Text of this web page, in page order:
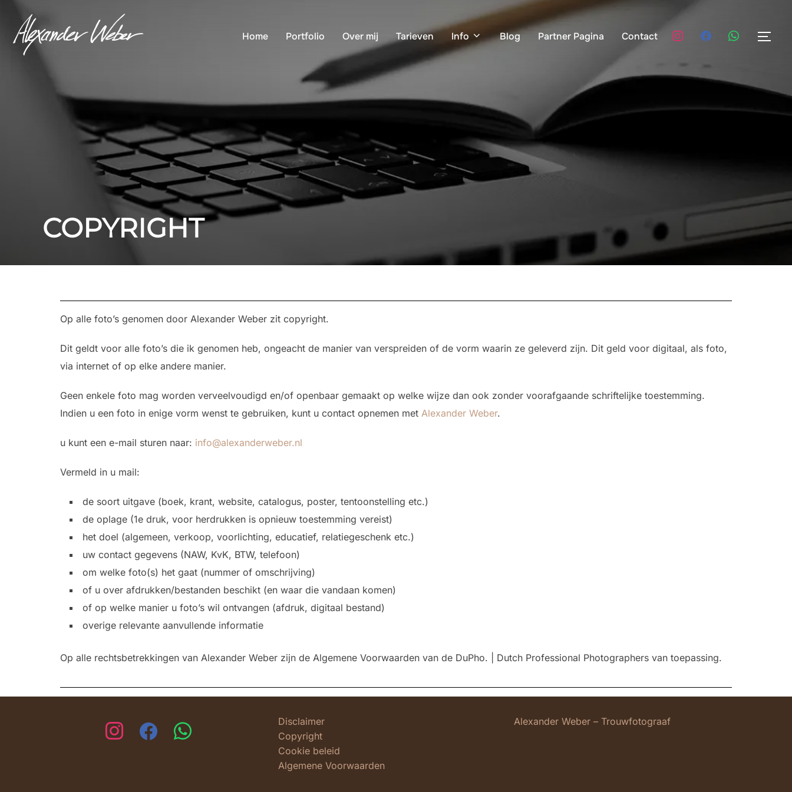
Home Portfolio Over mij Tarieven Info Blog Partner Pagina Contact
COPYRIGHT
Op alle foto’s genomen door Alexander Weber zit copyright.
Dit geldt voor alle foto’s die ik genomen heb, ongeacht de manier van verspreiden of de vorm waarin ze geleverd zijn. Dit geld voor digitaal, als foto,
via internet of op elke andere manier.
Geen enkele foto mag worden verveelvoudigd en/of openbaar gemaakt op welke wijze dan ook zonder voorafgaande schriftelijke toestemming.
Indien u een foto in enige vorm wenst te gebruiken, kunt u contact opnemen met Alexander Weber.
u kunt een e-mail sturen naar: info@alexanderweber.nl
Vermeld in u mail:
de soort uitgave (boek, krant, website, catalogus, poster, tentoonstelling etc.)
de oplage (1e druk, voor herdrukken is opnieuw toestemming vereist)
het doel (algemeen, verkoop, voorlichting, educatief, relatiegeschenk etc.)
uw contact gegevens (NAW, KvK, BTW, telefoon)
om welke foto(s) het gaat (nummer of omschrijving)
of u over afdrukken/bestanden beschikt (en waar die vandaan komen)
of op welke manier u foto’s wil ontvangen (afdruk, digitaal bestand)
overige relevante aanvullende informatie
Op alle rechtsbetrekkingen van Alexander Weber zijn de Algemene Voorwaarden van de DuPho. | Dutch Professional Photographers van toepassing.
Disclaimer
Copyright
Cookie beleid
Algemene Voorwaarden
Alexander Weber – Trouwfotograaf